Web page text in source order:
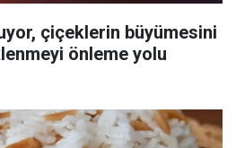
çiçeklerin büyümesini
önleme yolu